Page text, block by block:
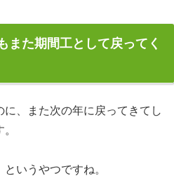
また期間工として戻ってく
、また次の年に戻ってきてし
いうやつですね。